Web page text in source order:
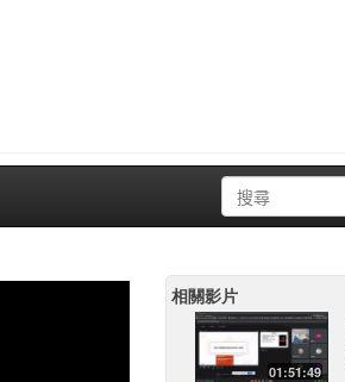
相關影片
01:51:49